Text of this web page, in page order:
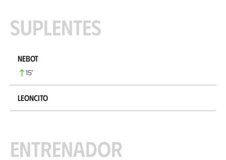
Suplentes
Nebot
15’
Leoncito
Entrenador